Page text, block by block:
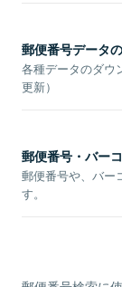
郵便番号データ
各種データのダウ
更新）
郵便番号・バー
郵便番号や、バー
す。